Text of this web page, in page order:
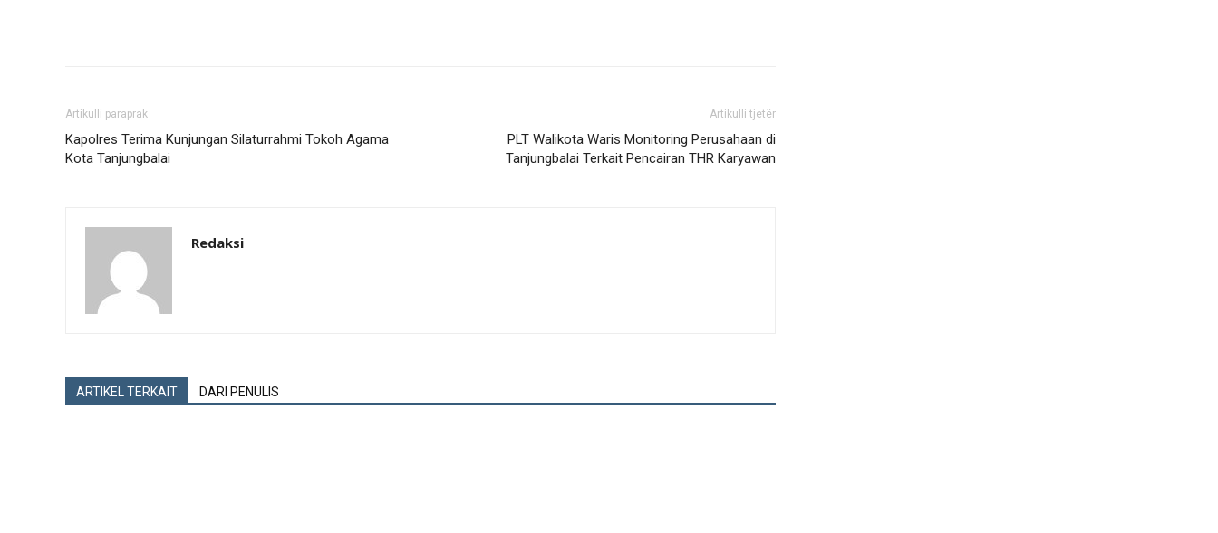
Artikulli paraprak
Kapolres Terima Kunjungan Silaturrahmi Tokoh Agama
Kota Tanjungbalai
Artikulli tjetër
PLT Walikota Waris Monitoring Perusahaan di
Tanjungbalai Terkait Pencairan THR Karyawan
Redaksi
ARTIKEL TERKAIT DARI PENULIS